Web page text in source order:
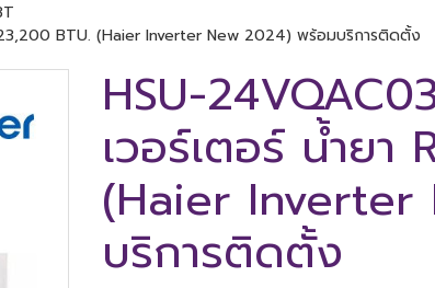
BTU. (Haier Inverter New 2024) พร้อมบริการติดตั้ง
HSU-
เวอร์เตอร์ น้ำยา
(Haier
บริการติดตั้ง